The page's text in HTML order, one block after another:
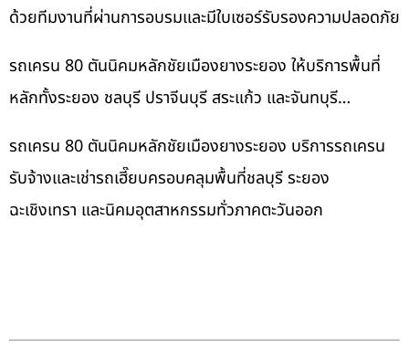
ด้วยทีมงานที่ผ่านการอบรมและมีใบเซอร์รับรองความปลอดภัย
รถเครน 80 ตันนิคมหลักชัยเมืองยางระยอง ให้บริการพื้นที่
หลักทั้งระยอง ชลบุรี ปราจีนบุรี สระแก้ว และจันทบุรี…
รถเครน 80 ตันนิคมหลักชัยเมืองยางระยอง บริการรถเครน
รับจ้างและเช่ารถเฮี๊ยบครอบคลุมพื้นที่ชลบุรี ระยอง
ฉะเชิงเทรา และนิคมอุตสาหกรรมทั่วภาคตะวันออก